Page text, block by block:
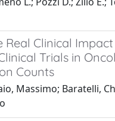
Real Clinical
Trials in
Counts
Massimo; Baratelli,